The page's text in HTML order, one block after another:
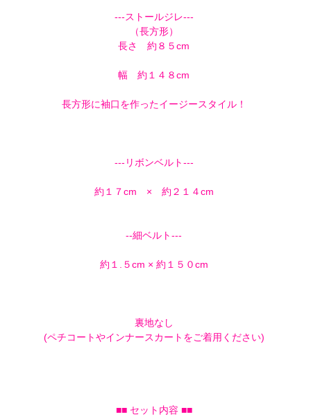
---ストールジレ---
（長方形）
長さ 約８５cm
幅 約１４８cm
長方形に袖口を作ったイージースタイル！
---リボンベルト---
約１７cm × 約２１４cm
--細ベルト---
約１.５cm × 約１５０cm
裏地なし
(ペチコートやインナースカートをご着用ください)
■■ セット内容 ■■